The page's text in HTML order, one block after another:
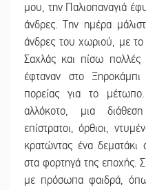
μου, την Παλιοπαναγιά
άνδρες. Την ημέρα
άνδρες του χωριού, με
Σαχλάς και πίσω πολλές
έφταναν στο
πορείας για το
αλλόκοτο, μια
επίστρατοι, όρθιοι,
κρατώντας ένα δεματάκι
στα φορτηγά της εποχής.
με πρόσωπα φαιδρά,